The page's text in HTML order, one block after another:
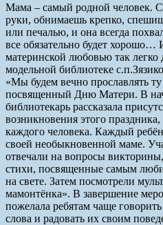
Мама – самый родной человек. С
руки, обнимаешь крепко,
или печалью, и она всегда
все обязательно будет хорошо…
материнской любовью так
модельной библиотеке
«Мы будем вечно прославлять
посвященный Дню Матери. В
библиотекарь рассказала
возникновения этого
каждого человека. Каждый
своей необыкновенной маме.
отвечали на вопросы
стихи, посвященные самым
на свете. Затем посмотрели
мамонтёнка». В завершение
пожелала ребятам чаще
слова и радовать их своим